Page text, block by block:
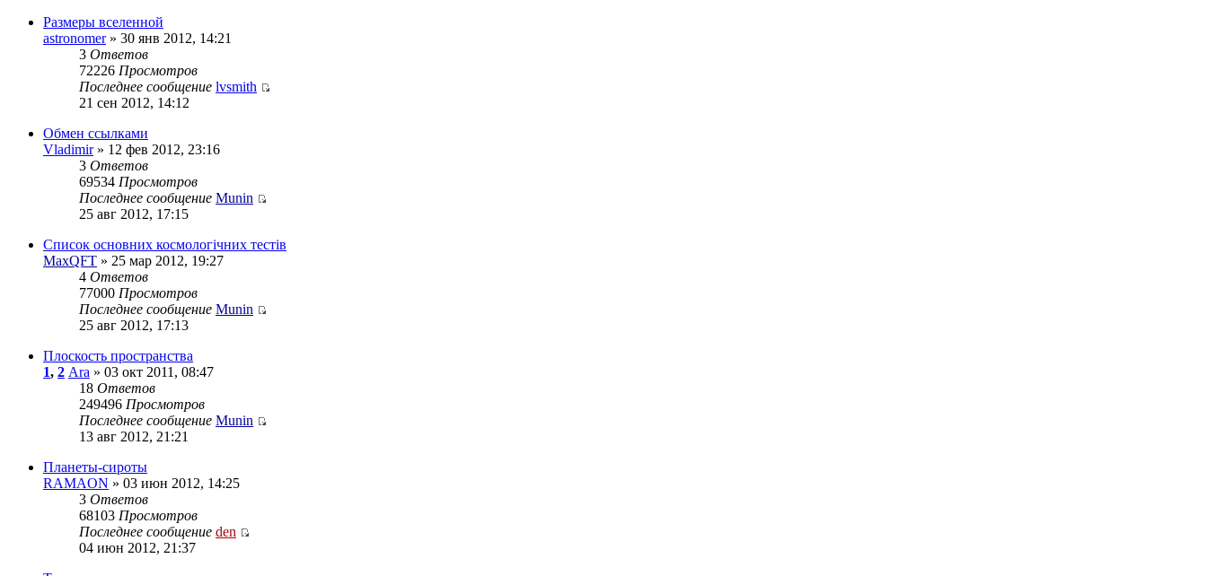
Размеры вселенной
astronomer» 30 янв 2012, 14:21
3 Ответов
72226 Просмотров
Последнее сообщение lvsmith
21 сен 2012, 14:12
Обмен ссылками
Vladimir» 12 фев 2012, 23:16
3 Ответов
69534 Просмотров
Последнее сообщение Munin
25 авг 2012, 17:15
Список основних космологічних тестів
MaxQFT » 25 мар 2012, 19:27
4 Ответов
77000 Просмотров
Последнее сообщение Munin
25 авг 2012, 17:13
Плоскость пространства
1, 2 Ara » 03 окт 2011, 08:47
18 Ответов
249496 Просмотров
Последнее сообщение Munin
13 авг 2012, 21:21
Планеты-сироты
RAMAON » 03 июн 2012, 14:25
3 Ответов
68103 Просмотров
Последнее сообщение den
04 июн 2012, 21:37